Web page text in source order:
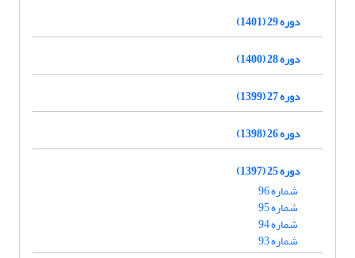
دوره 29 (1401)
دوره 28 (1400)
دوره 27 (1399)
دوره 26 (1398)
دوره 25 (1397)
شماره 96
شماره 95
شماره 94
شماره 93